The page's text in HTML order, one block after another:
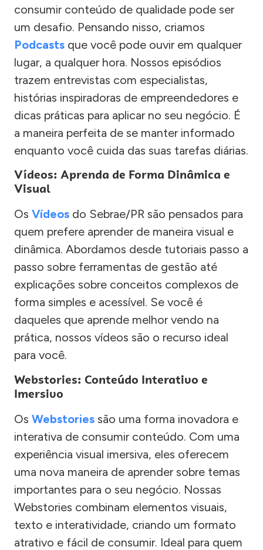
consumir conteúdo de qualidade pode ser
um desafio. Pensando nisso, criamos
Podcasts que você pode ouvir em qualquer
lugar, a qualquer hora. Nossos episódios
trazem entrevistas com especialistas,
histórias inspiradoras de empreendedores e
dicas práticas para aplicar no seu negócio. É
a maneira perfeita de se manter informado
enquanto você cuida das suas tarefas diárias.
Vídeos: Aprenda de Forma Dinâmica e
Visual
Os Vídeos do Sebrae/PR são pensados para
quem prefere aprender de maneira visual e
dinâmica. Abordamos desde tutoriais passo a
passo sobre ferramentas de gestão até
explicações sobre conceitos complexos de
forma simples e acessível. Se você é
daqueles que aprende melhor vendo na
prática, nossos vídeos são o recurso ideal
para você.
Webstories: Conteúdo Interativo e
Imersivo
Os Webstories são uma forma inovadora e
interativa de consumir conteúdo. Com uma
experiência visual imersiva, eles oferecem
uma nova maneira de aprender sobre temas
importantes para o seu negócio. Nossas
Webstories combinam elementos visuais,
texto e interatividade, criando um formato
atrativo e fácil de consumir. Ideal para quem